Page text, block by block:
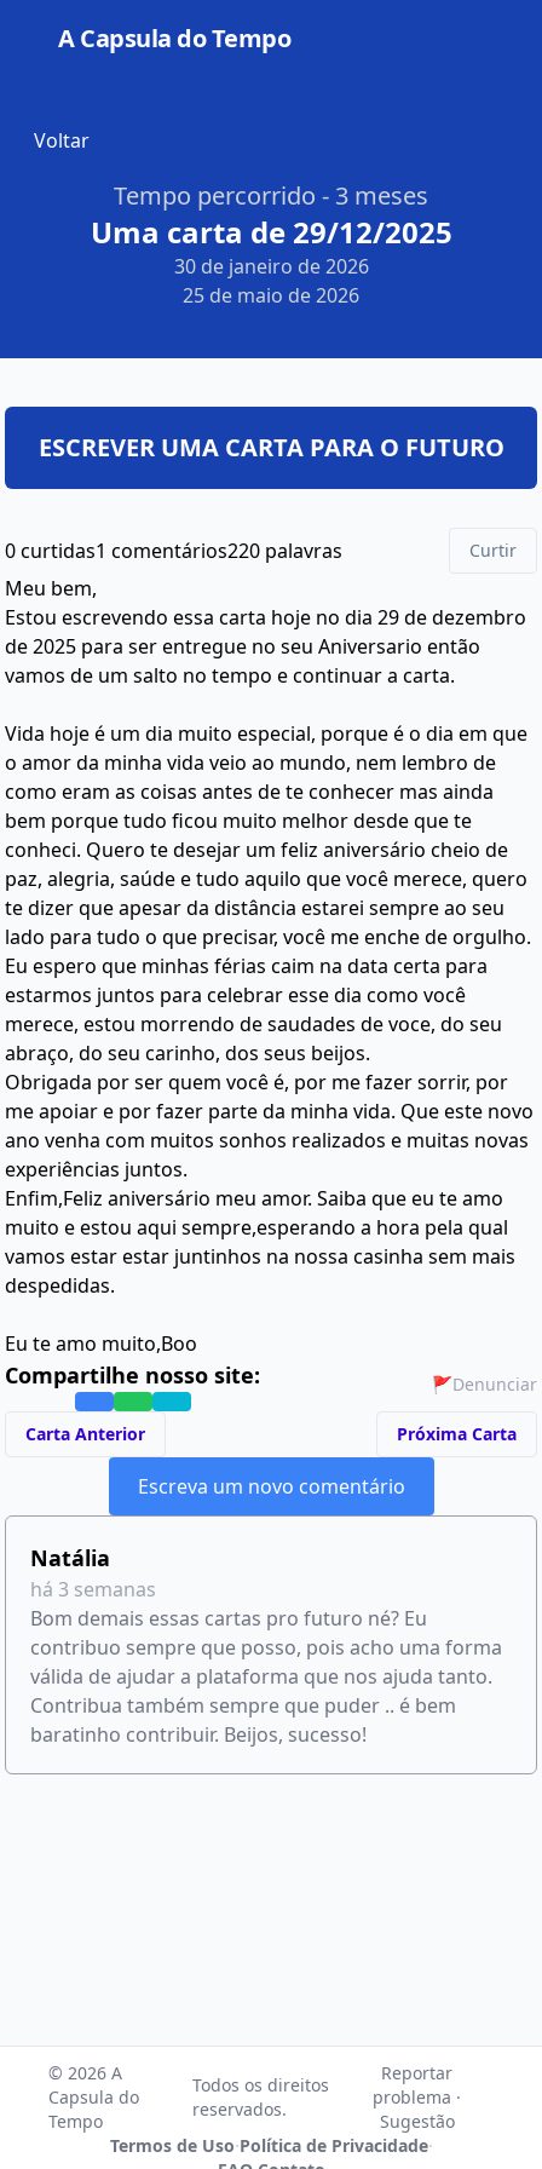
A Capsula do Tempo
Voltar
Tempo percorrido - 3 meses
Uma carta de 29/12/2025
30 de janeiro de 2026
25 de maio de 2026
0 curtidas1 comentários220 palavras Curtir
Meu bem,
Estou escrevendo essa carta hoje no dia 29 de dezembro
de 2025 para ser entregue no seu Aniversario então
vamos de um salto no tempo e continuar a carta.
Vida hoje é um dia muito especial, porque é o dia em que
o amor da minha vida veio ao mundo, nem lembro de
como eram as coisas antes de te conhecer mas ainda
bem porque tudo ficou muito melhor desde que te
conheci. Quero te desejar um feliz aniversário cheio de
paz, alegria, saúde e tudo aquilo que você merece, quero
te dizer que apesar da distância estarei sempre ao seu
lado para tudo o que precisar, você me enche de orgulho.
Eu espero que minhas férias caim na data certa para
estarmos juntos para celebrar esse dia como você
merece, estou morrendo de saudades de voce, do seu
abraço, do seu carinho, dos seus beijos.
Obrigada por ser quem você é, por me fazer sorrir, por
me apoiar e por fazer parte da minha vida. Que este novo
ano venha com muitos sonhos realizados e muitas novas
experiências juntos.
Enfim,Feliz aniversário meu amor. Saiba que eu te amo
muito e estou aqui sempre,esperando a hora pela qual
vamos estar estar juntinhos na nossa casinha sem mais
despedidas.
Eu te amo muito,Boo
Compartilhe nosso site: 🚩Denunciar
Carta Anterior Próxima Carta
Escreva um novo comentário
Natália
há 3 semanas
Bom demais essas cartas pro futuro né? Eu
contribuo sempre que posso, pois acho uma forma
válida de ajudar a plataforma que nos ajuda tanto.
Contribua também sempre que puder .. é bem
baratinho contribuir. Beijos, sucesso!
ESCREVER UMA CARTA PARA O FUTURO
© 2026 A
Capsula do
Tempo
Todos os direitos
reservados.
Reportar
problema ·
Sugestão
Termos de Uso·Política de Privacidade·